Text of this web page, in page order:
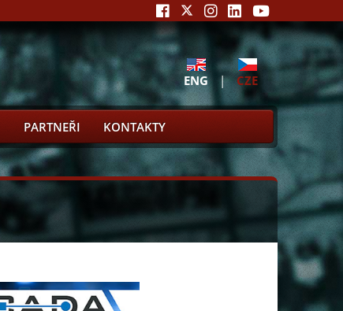
ENG | CZE
PARTNEŘI KONTAKTY